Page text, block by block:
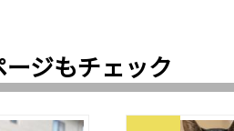
ージもチェック